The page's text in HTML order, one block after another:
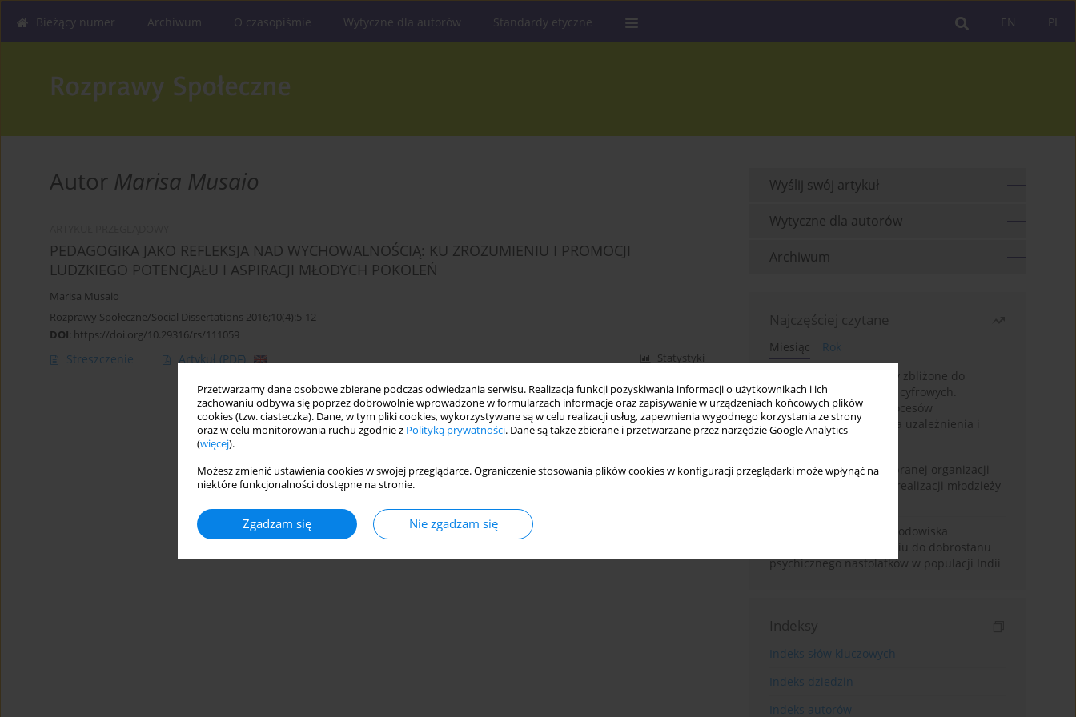
Przetwarzamy dane osobowe zbierane podczas odwiedzania serwisu. Realizacja funkcji pozyskiwania informacji o użytkownikach i ich
zachowaniu odbywa się poprzez dobrowolnie wprowadzone w formularzach informacje oraz zapisywanie w urządzeniach końcowych plików
cookies (tzw. ciasteczka). Dane, w tym pliki cookies, wykorzystywane są w celu realizacji usług, zapewnienia wygodnego korzystania ze strony
oraz w celu monitorowania ruchu zgodnie z Polityką prywatności. Dane są także zbierane i przetwarzane przez narzędzie Google Analytics
(więcej).
Możesz zmienić ustawienia cookies w swojej przeglądarce. Ograniczenie stosowania plików cookies w konfiguracji przeglądarki może wpłynąć na
niektóre funkcjonalności dostępne na stronie.
Zgadzam się Nie zgadzam się
PL
EN
Bieżący numer Archiwum O czasopiśmie Wytyczne dla autorów Standardy etyczne
Autor Marisa Musaio
PEDAGOGIKA JAKO REFLEKSJA NAD WYCHOWALNOŚCIĄ: KU ZROZUMIENIU I PROMOCJI
LUDZKIEGO POTENCJAŁU I ASPIRACJI MŁODYCH POKOLEŃ
Marisa Musaio
Rozprawy Społeczne/Social Dissertations 2016;10(4):5-12
DOI: https://doi.org/10.29316/rs/111059
Streszczenie Artykuł (PDF) Statystyki
Wyślij swój artykuł
Wytyczne dla autorów
Archiwum
Najczęściej czytane
Miesiąc
Rok
Loot boxy – mechanizmy zbliżone do
hazardu ukryte w grach cyfrowych.
Narracyjny przegląd procesów
psychologicznych, ryzyka uzależnienia i
regulacji prawnych
Znaczenie wsparcia wybranej organizacji
pozarządowej dla samorealizacji młodzieży
Badanie osobowości i środowiska
rodzinnego w odniesieniu do dobrostanu
psychicznego nastolatków w populacji Indii
Indeksy
Indeks słów kluczowych
Indeks dziedzin
Indeks autorów